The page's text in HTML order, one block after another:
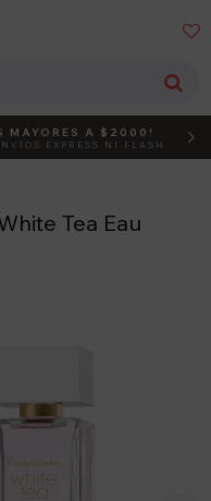

EL CÓDIGO
MAYORES A $2000!
EXPRESS NI FLASH
Tea Eau